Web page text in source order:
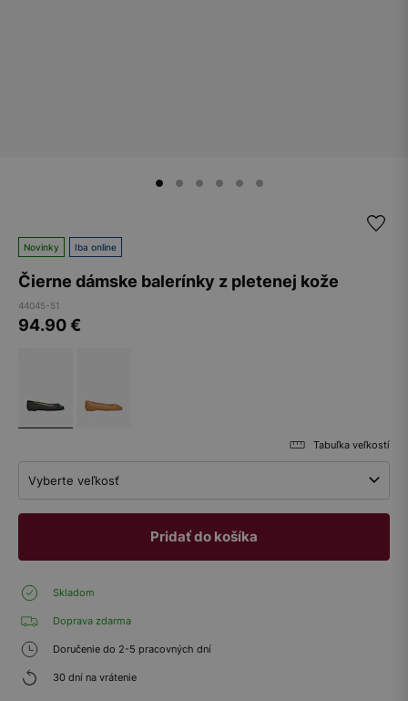
Novinky Iba online
Čierne dámske balerínky z pletenej kože
44045-51
94.90€
Tabuľka veľkostí
Vyberte veľkosť
Pridať do košíka
Skladom
Doprava zdarma
Doručenie do 2-5 pracovných dní
30 dní na vrátenie